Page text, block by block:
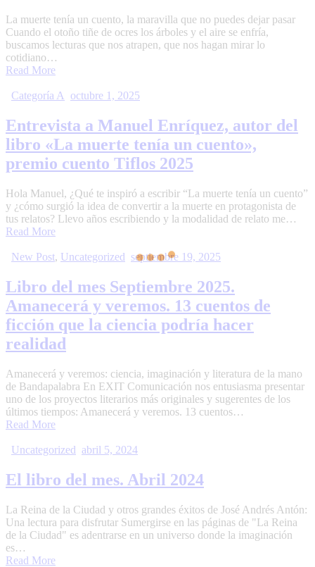
La muerte tenía un cuento, la maravilla que no puedes dejar pasar
Cuando el otoño tiñe de ocres los árboles y el aire se enfría,
buscamos lecturas que nos atrapen, que nos hagan mirar lo
cotidiano…
Read More
Categoría A octubre 1, 2025
Entrevista a Manuel Enríquez, autor del
libro «La muerte tenía un cuento»,
premio cuento Tiflos 2025
Hola Manuel, ¿Qué te inspiró a escribir “La muerte tenía un cuento”
y ¿cómo surgió la idea de convertir a la muerte en protagonista de
tus relatos? Llevo años escribiendo y la modalidad de relato me…
Read More
New Post, Uncategorized septiembre 19, 2025
Libro del mes Septiembre 2025.
Amanecerá y veremos. 13 cuentos de
ficción que la ciencia podría hacer
realidad
Amanecerá y veremos: ciencia, imaginación y literatura de la mano
de Bandapalabra En EXIT Comunicación nos entusiasma presentar
uno de los proyectos literarios más originales y sugerentes de los
últimos tiempos: Amanecerá y veremos. 13 cuentos…
Read More
Uncategorized abril 5, 2024
El libro del mes. Abril 2024
La Reina de la Ciudad y otros grandes éxitos de José Andrés Antón:
Una lectura para disfrutar Sumergirse en las páginas de "La Reina
de la Ciudad" es adentrarse en un universo donde la imaginación
es…
Read More